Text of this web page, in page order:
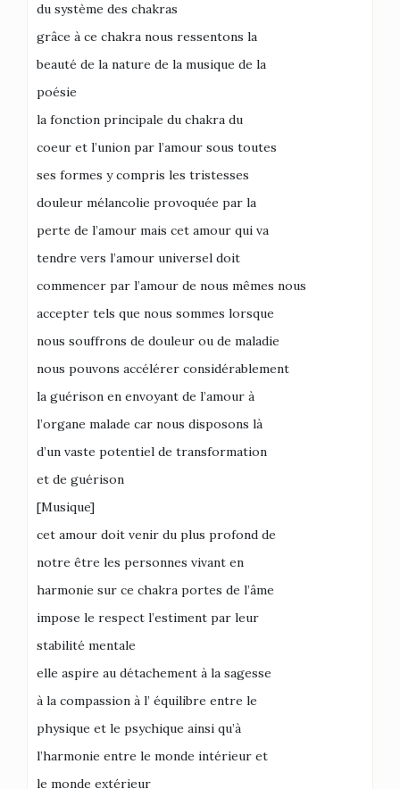
du système des chakras
grâce à ce chakra nous ressentons la
beauté de la nature de la musique de la
poésie
la fonction principale du chakra du
coeur et l’union par l’amour sous toutes
ses formes y compris les tristesses
douleur mélancolie provoquée par la
perte de l’amour mais cet amour qui va
tendre vers l’amour universel doit
commencer par l’amour de nous mêmes nous
accepter tels que nous sommes lorsque
nous souffrons de douleur ou de maladie
nous pouvons accélérer considérablement
la guérison en envoyant de l’amour à
l’organe malade car nous disposons là
d’un vaste potentiel de transformation
et de guérison
[Musique]
cet amour doit venir du plus profond de
notre être les personnes vivant en
harmonie sur ce chakra portes de l’âme
impose le respect l’estiment par leur
stabilité mentale
elle aspire au détachement à la sagesse
à la compassion à l’ équilibre entre le
physique et le psychique ainsi qu’à
l’harmonie entre le monde intérieur et
le monde extérieur